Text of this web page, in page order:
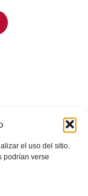
el uso del sitio.
podrían verse
PAGO